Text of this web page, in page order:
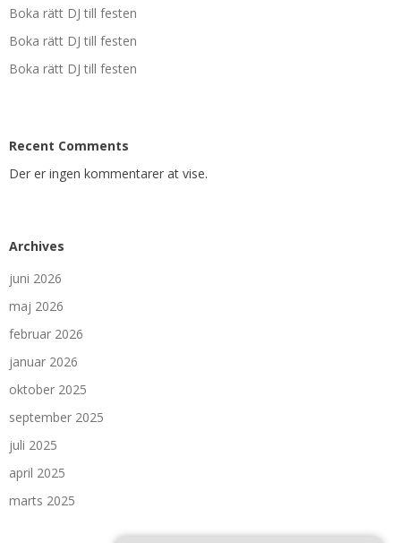
Boka rätt DJ till festen
Boka rätt DJ till festen
Boka rätt DJ till festen
Recent Comments
Der er ingen kommentarer at vise.
Archives
juni 2026
maj 2026
februar 2026
januar 2026
oktober 2025
september 2025
juli 2025
april 2025
marts 2025